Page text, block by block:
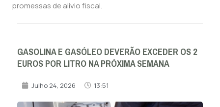
promessas de alívio fiscal.
GASOLINA E GASÓLEO DEVERÃO EXCEDER OS 2
EUROS POR LITRO NA PRÓXIMA SEMANA
Julho 24, 2026 13:51